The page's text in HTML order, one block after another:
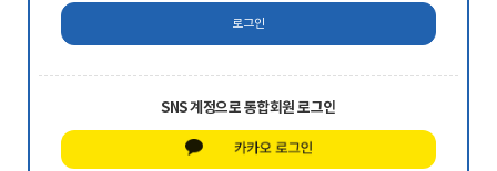
SNS 계정으로 통합회원 로그인